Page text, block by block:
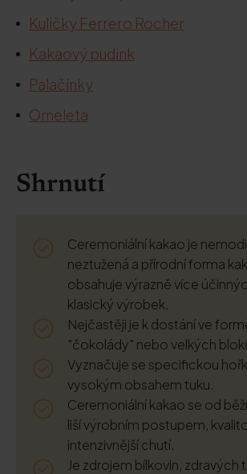
Kuličky Ferrero Rocher
Kakaový pudink
Palačinky
Omeleta
Shrnutí
Ceremoniální kakao je
neztužená a přírodní forma
obsahuje výrazně více
klasický výrobek.
Nejčastěji je k dostání ve
"čokolády" nebo velkých
Vyznačuje se specifickou
vysokým obsahem tuku.
Ceremoniální kakao se od
liší výrobním postupem,
intenzivnější chutí.
Je zdrojem bílkovin, zdravých